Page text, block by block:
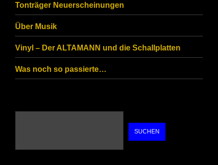
human.
Tonträger Neuerscheinungen
Über Musik
Vinyl – Der ALTAMANN und die Schallplatten
Was noch so passierte…
SUCHEN